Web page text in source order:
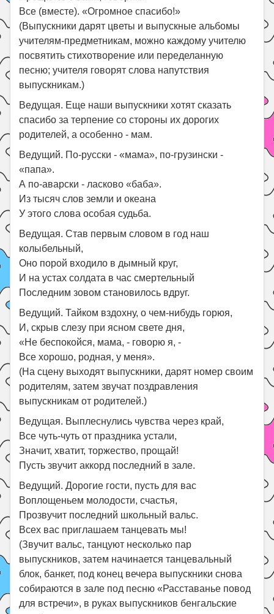
Все (вместе). «Огромное спасибо!»
(Выпускники дарят цветы и выпускные альбомы
учителям-предметникам, можно каждому учителю
посвятить стихотворение или переделанную
песню; учителя говорят слова напутствия
выпускникам.)
Ведущая. Еще наши выпускники хотят сказать
спасибо за терпение со стороны их дорогих
родителей, а особенно - мам.
Ведущий. По-русски - «мама», по-грузински -
«папа».
А по-аварски - ласково «баба».
Из тысяч слов земли и океана
У этого слова особая судьба.
Ведущая. Став первым словом в год наш
колыбельный,
Оно порой входило в дымный круг,
И на устах солдата в час смертельный
Последним зовом становилось вдруг.
Ведущий. Тайком вздохну, о чем-нибудь горюя,
И, скрыв слезу при ясном свете дня,
«Не беспокойся, мама, - говорю я, -
Все хорошо, родная, у меня».
(На сцену выходят выпускники, дарят номер своим
родителям, затем звучат поздравления
выпускникам от родителей.)
Ведущая. Выплеснулись чувства через край,
Все чуть-чуть от праздника устали,
Значит, хватит, торжество, прощай!
Пусть звучит аккорд последний в зале.
Ведущий. Дорогие гости, пусть для вас
Воплощеньем молодости, счастья,
Прозвучит последний школьный вальс.
Всех вас приглашаем танцевать мы!
(Звучит вальс, танцуют несколько пар
выпускников, затем начинается танцевальный
блок, банкет, под конец вечера выпускники снова
собираются в зале под песню «Расставанье повод
для встречи», в руках выпускников бенгальские